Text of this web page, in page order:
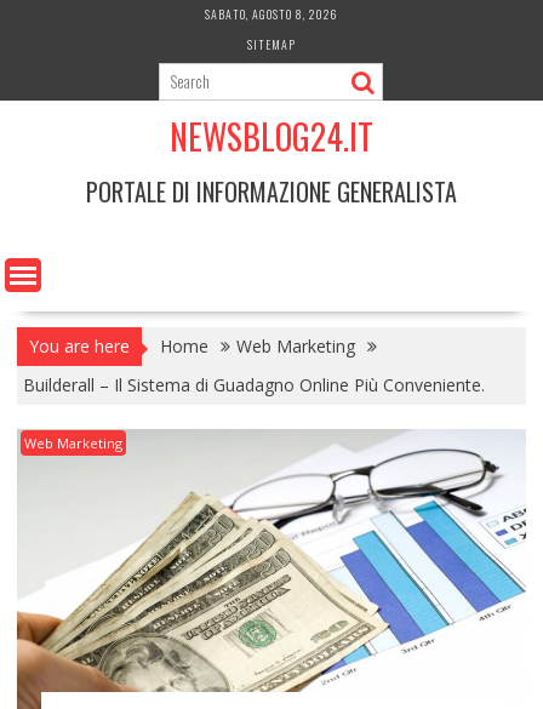
SABATO, AGOSTO 8, 2026
SITEMAP
NEWSBLOG24.IT
PORTALE DI INFORMAZIONE GENERALISTA
You are here Home
Web Marketing
Builderall – Il Sistema di Guadagno Online Più Conveniente.
Web Marketing